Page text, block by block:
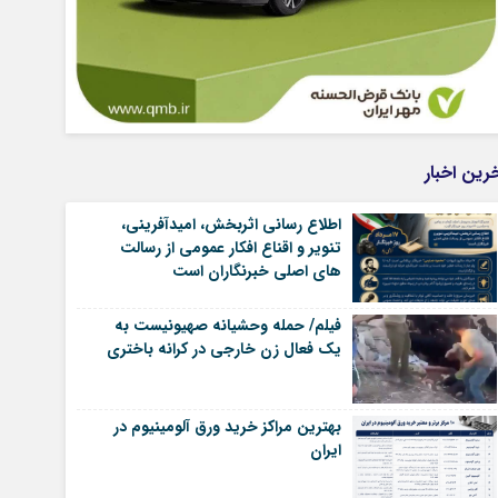
اخبار
اطلاع رسانی اثربخش، امیدآفرینی،
تنویر و اقناع افکار عمومی از رسالت
های اصلی خبرنگاران است
فیلم/ حمله وحشیانه صهیونیست به
یک فعال زن خارجی در کرانه باختری
بهترین مراکز خرید ورق آلومینیوم در
ایران